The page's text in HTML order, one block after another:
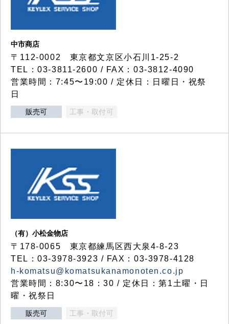
中市商店
〒112-0002 東京都文京区小石川1-25-2
TEL：03-3811-2600 / FAX：03-3812-4090
営業時間：7:45〜19:00 / 定休日：日曜日・祝祭
日
販売可 工事・取付可
（有）小松金物店
〒178-0065 東京都練馬区西大泉4-8-23
TEL：03-3978-3923 / FAX：03-3978-4128
h-komatsu@komatsukanamonoten.co.jp
営業時間：8:30〜18：30 / 定休日：第1土曜・日
曜・祝祭日
販売可 工事・取付可